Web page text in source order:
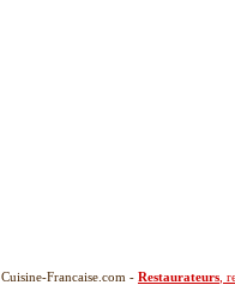
Cuisine-Francaise.com - Restaurateurs ,